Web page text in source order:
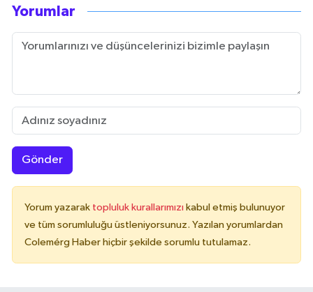
Yorumlar
Gönder
Yorum yazarak topluluk kurallarımızı kabul etmiş bulunuyor
ve tüm sorumluluğu üstleniyorsunuz. Yazılan yorumlardan
Colemérg Haber hiçbir şekilde sorumlu tutulamaz.